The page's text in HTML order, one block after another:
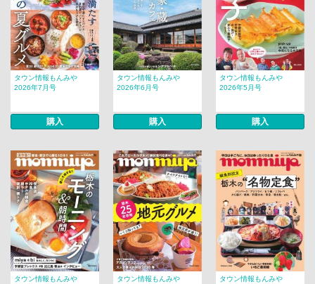
タウン情報もんみや
2026年7月号
購入
タウン情報もんみや
2026年6月号
購入
タウン情報もんみや
2026年5月号
購入
タウン情報もんみや
タウン情報もんみや
タウン情報もんみや